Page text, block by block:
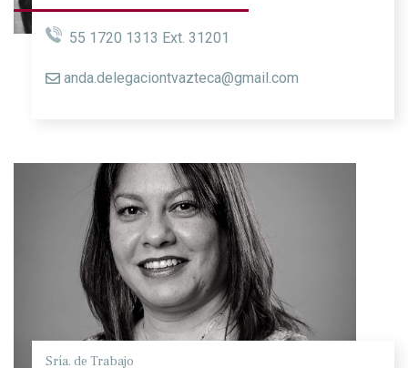
55 1720 1313 Ext. 31201
anda.delegaciontvazteca@gmail.com
Sría. de Trabajo